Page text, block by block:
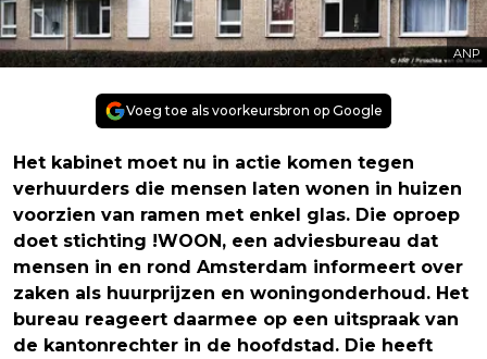
ANP
Voeg toe als voorkeursbron op Google
Het kabinet moet nu in actie komen tegen
verhuurders die mensen laten wonen in huizen
voorzien van ramen met enkel glas. Die oproep
doet stichting !WOON, een adviesbureau dat
mensen in en rond Amsterdam informeert over
zaken als huurprijzen en woningonderhoud. Het
bureau reageert daarmee op een uitspraak van
de kantonrechter in de hoofdstad. Die heeft